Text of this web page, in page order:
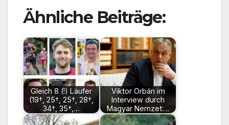
Ähnliche Beiträge:
Gleich 8 (!) Läufer
(19†, 25†, 25†, 28†,
34†, 35†,…
Viktor Orbán im
Interview durch
Magyar Nemzet:…